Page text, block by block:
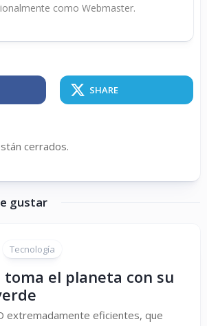
como Webmaster.
SHARE
cerrados.
gustar
Tecnología
toma el planeta con su
extremadamente eficientes, que